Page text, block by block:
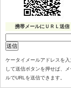
携帯メールにＵＲＬ送信
ケータイメールアドレスを入
して送信ボタンを押せば、メ
ルでURLを送信できます。